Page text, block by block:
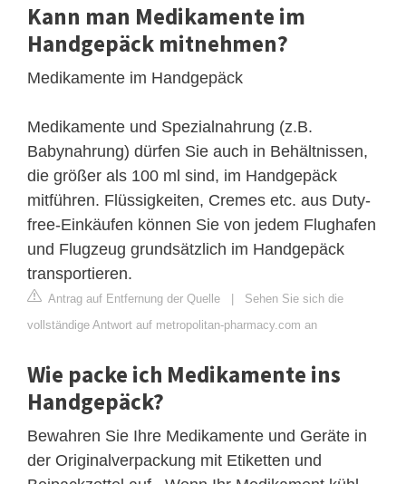
Kann man Medikamente im
Handgepäck mitnehmen?
Medikamente im Handgepäck
Medikamente und Spezialnahrung (z.B.
Babynahrung) dürfen Sie auch in Behältnissen,
die größer als 100 ml sind, im Handgepäck
mitführen. Flüssigkeiten, Cremes etc. aus Duty-
free-Einkäufen können Sie von jedem Flughafen
und Flugzeug grundsätzlich im Handgepäck
transportieren.
Antrag auf Entfernung der Quelle | Sehen Sie sich die
vollständige Antwort auf metropolitan-pharmacy.com an
Wie packe ich Medikamente ins
Handgepäck?
Bewahren Sie Ihre Medikamente und Geräte in
der Originalverpackung mit Etiketten und